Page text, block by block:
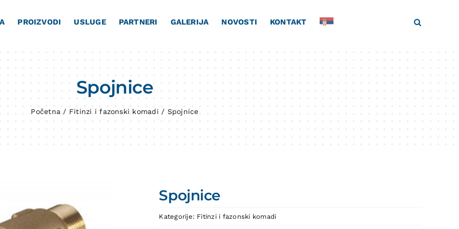
PROIZVODI USLUGE PARTNERI GALERIJA NOVOSTI KONTAKT
Spojnice
Početna / Fitinzi i fazonski komadi / Spojnice
Spojnice
Kategorije: Fitinzi i fazonski komadi